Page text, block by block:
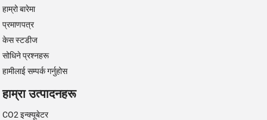
हाम्रो बारेमा
प्रमाणपत्र
केस स्टडीज
सोधिने प्रश्नहरू
हामीलाई सम्पर्क गर्नुहोस
हाम्रा उत्पादनहरू
CO2 इन्क्यूबेटर